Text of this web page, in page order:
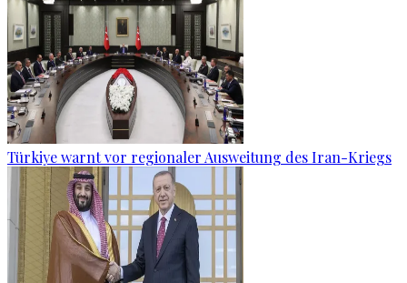
Türkiye warnt vor regionaler Ausweitung des Iran-Kriegs